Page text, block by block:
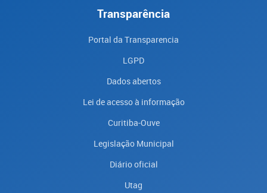
Transparência
Portal da Transparencia
LGPD
Dados abertos
Lei de acesso à informação
Curitiba-Ouve
Legislação Municipal
Diário oficial
Utag